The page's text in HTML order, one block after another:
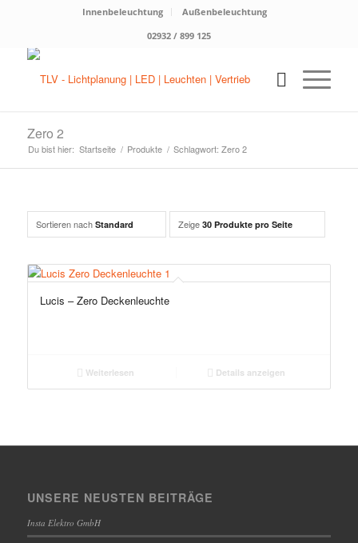
Innenbeleuchtung
Außenbeleuchtung
02932 / 899 125
Zero 2
Du bist hier: Startseite / Produkte / Schlagwort: Zero 2
Sortieren nach Standard Zeige 30 Produkte pro Seite
Lucis – Zero Deckenleuchte
Weiterlesen Details anzeigen
UNSERE NEUSTEN BEITRÄGE
Insta Elektro GmbH